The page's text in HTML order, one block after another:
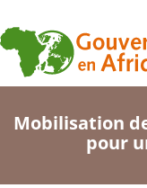
Mobilisation
pour